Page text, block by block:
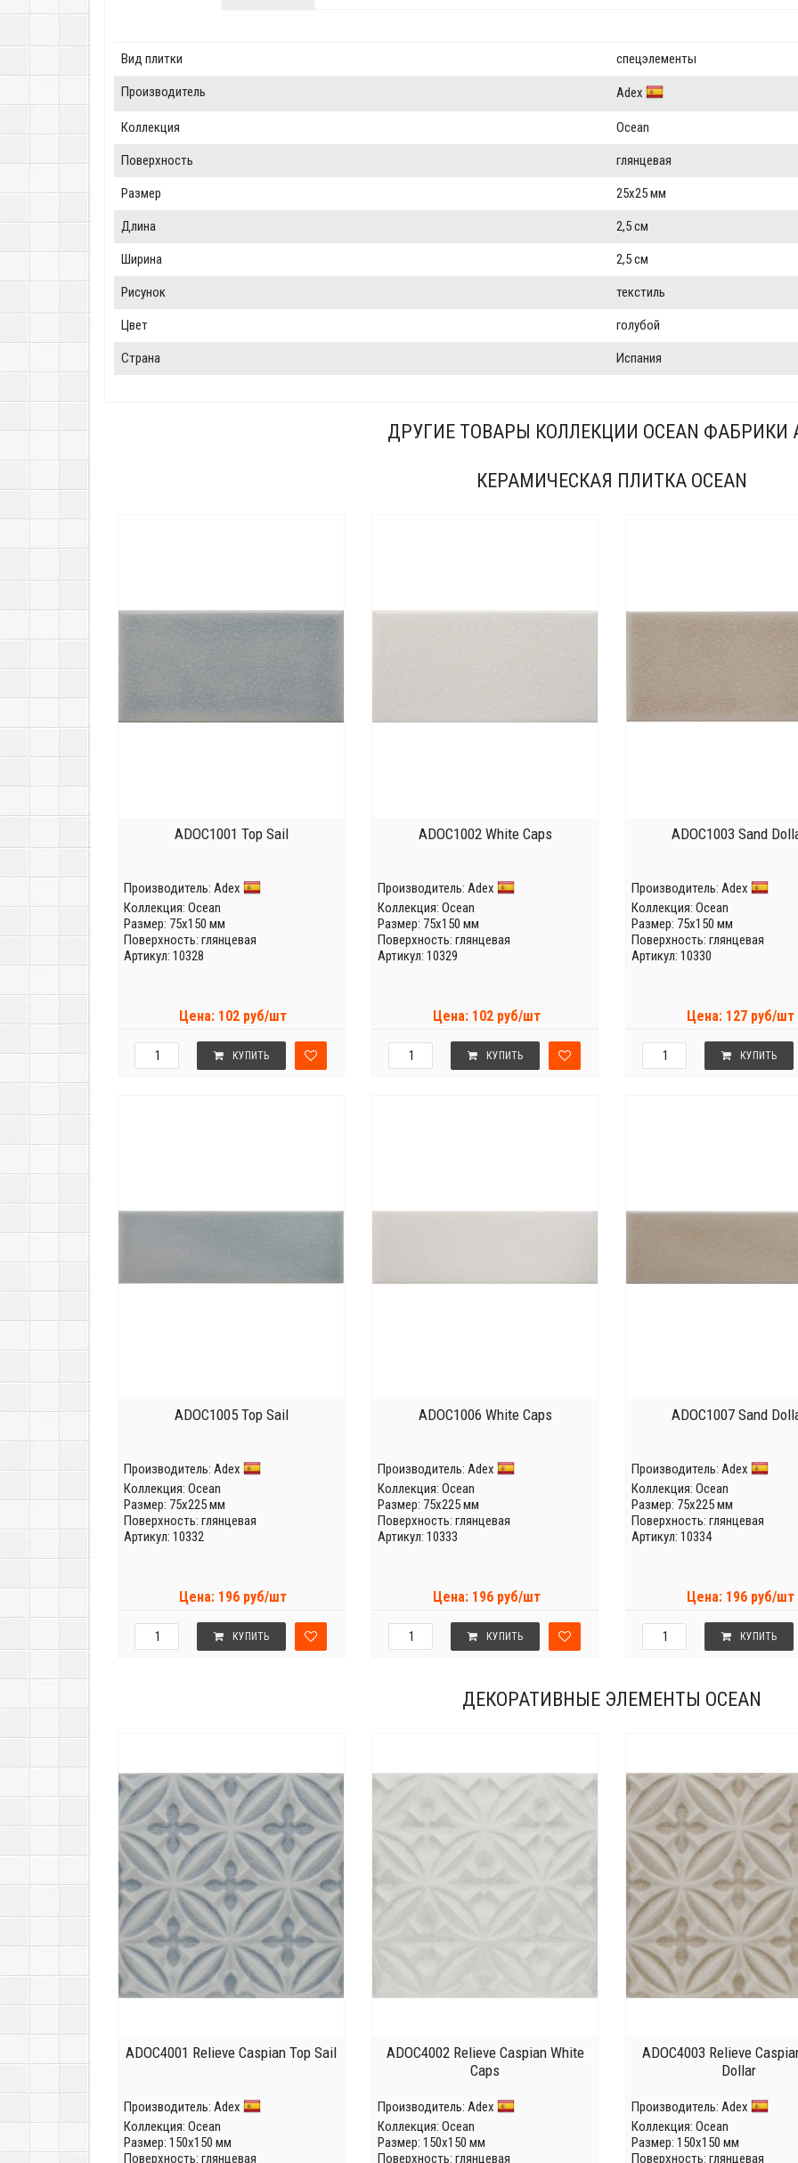
Вид плитки спецэлементы
Производитель Adex
Коллекция Ocean
Поверхность глянцевая
Размер 25x25 мм
Длина 2,5 см
Ширина 2,5 см
Рисунок текстиль
Цвет голубой
Страна Испания
ДРУГИЕ ТОВАРЫ КОЛЛЕКЦИИ OCEAN ФАБРИКИ
КЕРАМИЧЕСКАЯ ПЛИТКА OCEAN
ADOC1001 Top Sail
Производитель: Adex
Коллекция: Ocean
Размер: 75x150 мм
Поверхность: глянцевая
Артикул: 10328
Цена: 102 руб/шт
КУПИТЬ
ADOC1002 White Caps
Производитель: Adex
Коллекция: Ocean
Размер: 75x150 мм
Поверхность: глянцевая
Артикул: 10329
Цена: 102 руб/шт
КУПИТЬ
ADOC1003 Sand
Производитель: Adex
Коллекция: Ocean
Размер: 75x150 мм
Поверхность: глянцевая
Артикул: 10330
Цена: 127 руб/шт
КУПИТЬ
ADOC1005 Top Sail
Производитель: Adex
Коллекция: Ocean
Размер: 75x225 мм
Поверхность: глянцевая
Артикул: 10332
Цена: 196 руб/шт
КУПИТЬ
ADOC1006 White Caps
Производитель: Adex
Коллекция: Ocean
Размер: 75x225 мм
Поверхность: глянцевая
Артикул: 10333
Цена: 196 руб/шт
КУПИТЬ
ADOC1007 Sand
Производитель: Adex
Коллекция: Ocean
Размер: 75x225 мм
Поверхность: глянцевая
Артикул: 10334
Цена: 196 руб/шт
КУПИТЬ
ДЕКОРАТИВНЫЕ ЭЛЕМЕНТЫ OCEAN
ADOC4001 Relieve Caspian Top Sail
Производитель: Adex
Коллекция: Ocean
Размер: 150x150 мм
Поверхность: глянцевая
ADOC4002 Relieve Caspian White
Caps
Производитель: Adex
Коллекция: Ocean
Размер: 150x150 мм
Поверхность: глянцевая
ADOC4003 Relieve
Dollar
Производитель: Adex
Коллекция: Ocean
Размер: 150x150 мм
Поверхность: глянцевая